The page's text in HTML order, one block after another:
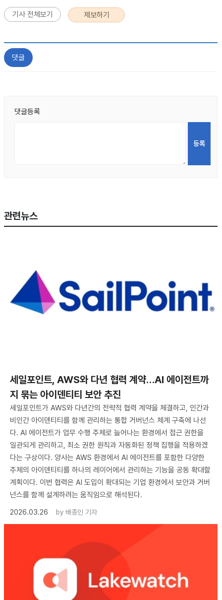
기사 전체보기 제보하기
댓글
댓글등록
관련뉴스
세일포인트, AWS와 다년 협력 계약…AI 에이전트까
지 묶는 아이덴티티 보안 추진
세일포인트가 AWS와 다년간의 전략적 협력 계약을 체결하고, 인간과
비인간 아이덴티티를 함께 관리하는 통합 거버넌스 체계 구축에 나선
다. AI 에이전트가 업무 수행 주체로 늘어나는 환경에서 접근 권한을
일관되게 관리하고, 최소 권한 원칙과 자동화된 정책 집행을 적용하겠
다는 구상이다. 양사는 AWS 환경에서 AI 에이전트를 포함한 다양한
주체의 아이덴티티를 하나의 레이어에서 관리하는 기능을 공동 확대할
계획이다. 이번 협력은 AI 도입이 확대되는 기업 환경에서 보안과 거버
넌스를 함께 설계하려는 움직임으로 해석된다.
2026.03.26
by 배종인 기자